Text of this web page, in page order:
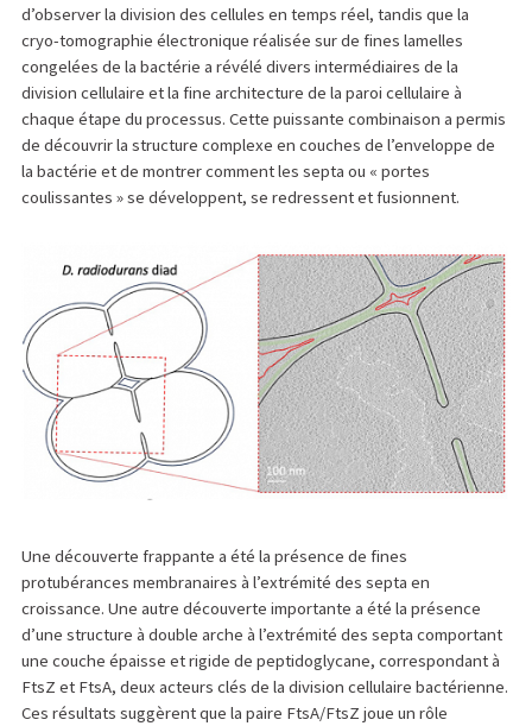
d’observer la division des cellules en temps réel, tandis que la
cryo-tomographie électronique réalisée sur de fines lamelles
congelées de la bactérie a révélé divers intermédiaires de la
division cellulaire et la fine architecture de la paroi cellulaire à
chaque étape du processus. Cette puissante combinaison a permis
de découvrir la structure complexe en couches de l’enveloppe de
la bactérie et de montrer comment les septa ou « portes
coulissantes » se développent, se redressent et fusionnent.
Une découverte frappante a été la présence de fines
protubérances membranaires à l’extrémité des septa en
croissance. Une autre découverte importante a été la présence
d’une structure à double arche à l’extrémité des septa comportant
une couche épaisse et rigide de peptidoglycane, correspondant à
FtsZ et FtsA, deux acteurs clés de la division cellulaire bactérienne.
Ces résultats suggèrent que la paire FtsA/FtsZ joue un rôle